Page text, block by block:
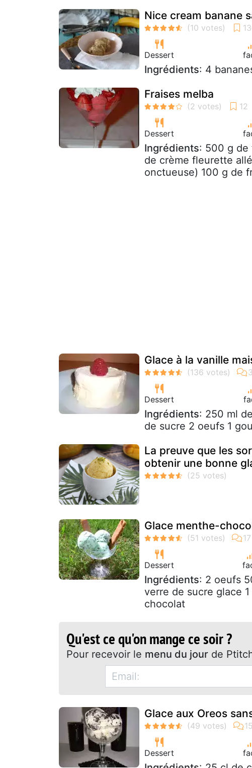
Nice cream banane
Dessert
Ingrédients: 4
Fraises melba
Dessert
Ingrédients: 500 g de
de crème fleurette
onctueuse) 100 g de
Glace à la vanille
Dessert
Ingrédients: 250 ml
de sucre 2 oeufs 1
La preuve que les
obtenir une bonne
Glace menthe-
Dessert
Ingrédients: 2 oeufs
verre de sucre glace
chocolat
Qu'est ce qu'on mange ce soir ?
Pour recevoir le menu du jour de
Glace aux Oreos
Dessert